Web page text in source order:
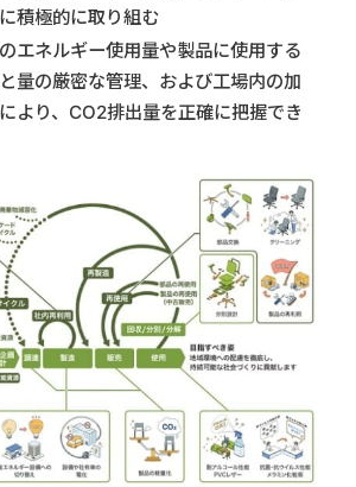
積極的に取り組む
エネルギー使用量や製品に使用する
量の厳密な管理、および工場内の加
より、CO2排出量を正確に把握でき